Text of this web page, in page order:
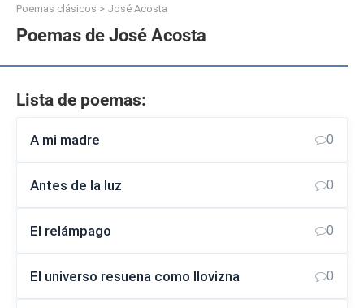
Poemas clásicos > José Acosta
Poemas de José Acosta
Lista de poemas:
A mi madre 0
Antes de la luz 0
El relámpago 0
El universo resuena como llovizna 0